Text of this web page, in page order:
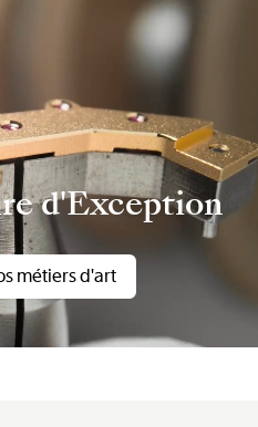
d'Exception
métiers d'art